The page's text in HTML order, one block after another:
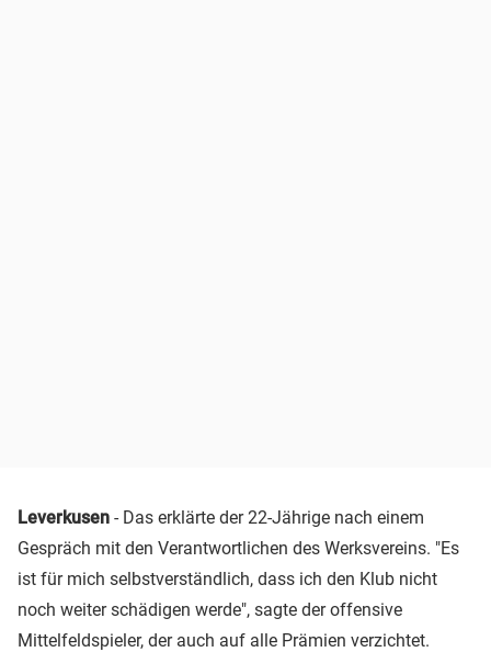
Leverkusen - Das erklärte der 22-Jährige nach einem
Gespräch mit den Verantwortlichen des Werksvereins. "Es
ist für mich selbstverständlich, dass ich den Klub nicht
noch weiter schädigen werde", sagte der offensive
Mittelfeldspieler, der auch auf alle Prämien verzichtet.